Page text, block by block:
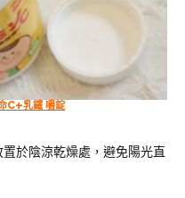
C+乳鐵 嚼錠
於陰涼乾燥處，避免陽光直